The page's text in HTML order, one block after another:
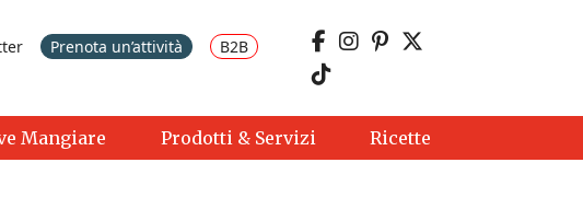
Prenota un’attività B2B
Mangiare Prodotti & Servizi Ricette